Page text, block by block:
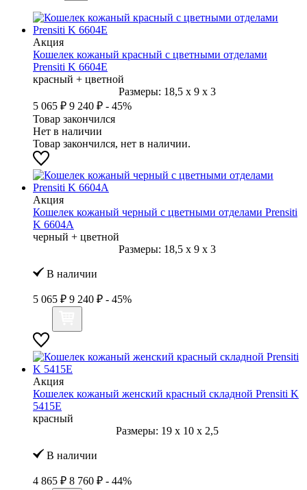
Акция
Кошелек кожаный красный с цветными отделами
Prensiti K 6604Е
красный + цветной
Размеры: 18,5 x 9 x 3
5 065 ₽ 9 240 ₽ - 45%
Товар закончился
Нет в наличии
Товар закончился, нет в наличии.
Акция
Кошелек кожаный черный с цветными отделами Prensiti
K 6604А
черный + цветной
Размеры: 18,5 x 9 x 3
В наличии
5 065 ₽ 9 240 ₽ - 45%
Акция
Кошелек кожаный женский красный складной Prensiti K
5415Е
красный
Размеры: 19 x 10 x 2,5
В наличии
4 865 ₽ 8 760 ₽ - 44%